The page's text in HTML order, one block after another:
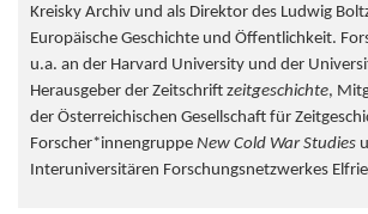
Kreisky Archiv und als Direktor des Ludwig
Europäische Geschichte und Öffentlichkeit.
u.a. an der Harvard University und der
Herausgeber der Zeitschrift zeitgeschichte,
der Österreichischen Gesellschaft für
Forscher*innengruppe New Cold War Studies
Interuniversitären Forschungsnetzwerkes